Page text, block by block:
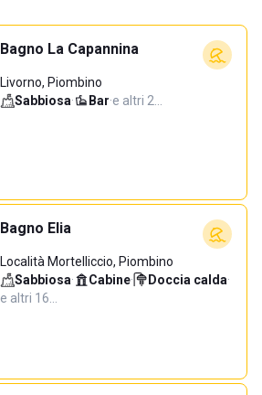
Bagno La Capannina
Livorno, Piombino
Sabbiosa· Bar·e altri 2…
Bagno Elia
Località Mortelliccio, Piombino
Sabbiosa· Cabine· Doccia calda·
e altri 16…